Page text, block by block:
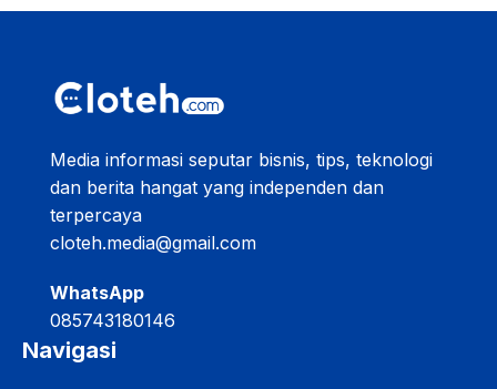
Media informasi seputar bisnis, tips, teknologi
dan berita hangat yang independen dan
terpercaya
cloteh.media@gmail.com
WhatsApp
085743180146
Navigasi